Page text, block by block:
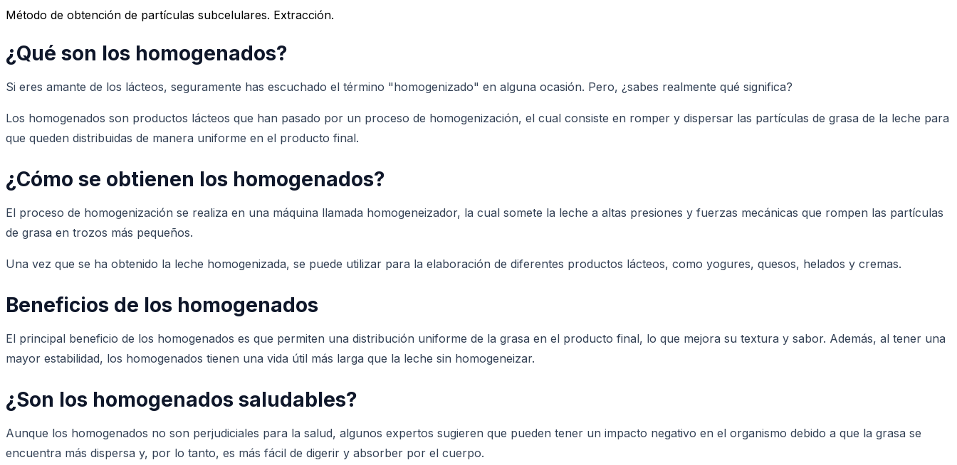
Método de obtención de partículas subcelulares. Extracción.
¿Qué son los homogenados?
Si eres amante de los lácteos, seguramente has escuchado el término "homogenizado" en alguna ocasión. Pero, ¿sabes realmente qué significa?
Los homogenados son productos lácteos que han pasado por un proceso de homogenización, el cual consiste en romper y dispersar las partículas de grasa de la leche para
que queden distribuidas de manera uniforme en el producto final.
¿Cómo se obtienen los homogenados?
El proceso de homogenización se realiza en una máquina llamada homogeneizador, la cual somete la leche a altas presiones y fuerzas mecánicas que rompen las partículas
de grasa en trozos más pequeños.
Una vez que se ha obtenido la leche homogenizada, se puede utilizar para la elaboración de diferentes productos lácteos, como yogures, quesos, helados y cremas.
Beneficios de los homogenados
El principal beneficio de los homogenados es que permiten una distribución uniforme de la grasa en el producto final, lo que mejora su textura y sabor. Además, al tener una
mayor estabilidad, los homogenados tienen una vida útil más larga que la leche sin homogeneizar.
¿Son los homogenados saludables?
Aunque los homogenados no son perjudiciales para la salud, algunos expertos sugieren que pueden tener un impacto negativo en el organismo debido a que la grasa se
encuentra más dispersa y, por lo tanto, es más fácil de digerir y absorber por el cuerpo.